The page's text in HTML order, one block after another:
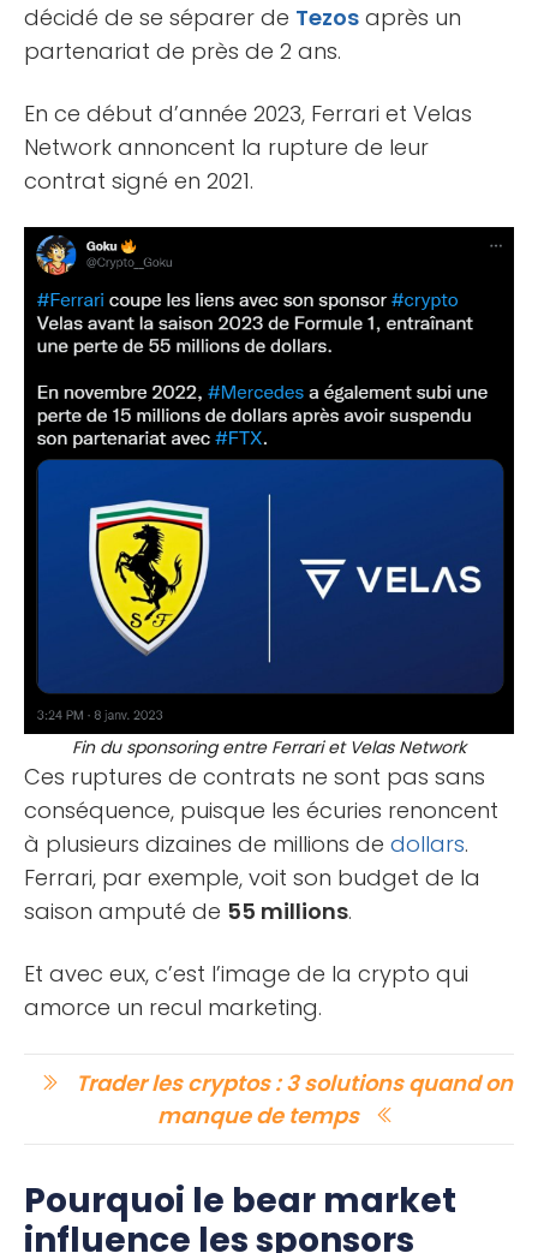
décidé de se séparer de Tezos après un
partenariat de près de 2 ans.
En ce début d’année 2023, Ferrari et Velas
Network annoncent la rupture de leur
contrat signé en 2021.
Fin du sponsoring entre Ferrari et Velas Network
Ces ruptures de contrats ne sont pas sans
conséquence, puisque les écuries renoncent
à plusieurs dizaines de millions de dollars.
Ferrari, par exemple, voit son budget de la
saison amputé de 55 millions.
Et avec eux, c’est l’image de la crypto qui
amorce un recul marketing.
Trader les cryptos : 3 solutions quand on
manque de temps
Pourquoi le bear market
influence les sponsors